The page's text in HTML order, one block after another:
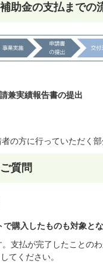
助金の支払までの
兼実績報告書の提出
の方に行っていただく部
質問
購入したものも対象とな
支払が完了したことのわ
てください。